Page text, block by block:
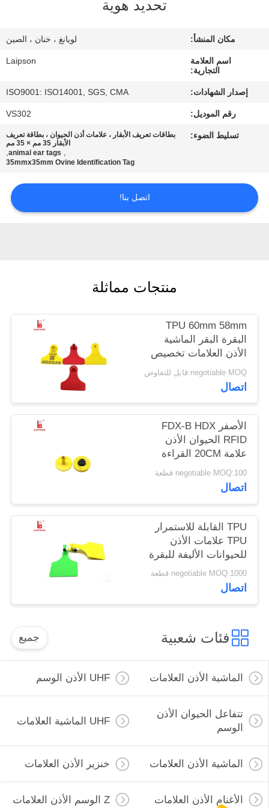
مراقبة
اتصل
اطلب
اقتباس
POLICY
تحديد هوية
مكان المنشأ: لويانغ ، خنان ، الصين
اسم العلامة
التجارية:
Laipson
إصدار الشهادات: ISO9001: ISO14001, SGS, CMA
رقم الموديل: VS302
تسليط الضوء:
بطاقات تعريف الأبقار ، علامات أذن الحيوان ، بطاقة تعريف
الأبقار 35 مم × 35 مم
,
animal ear tags
,
35mmx35mm Ovine Identification Tag
اتصل بنا!
منتجات مماثلة
TPU 60mm 58mm
البقرة البقر الماشية
الأذن العلامات تخصيص
اللون غير سامة
negotiable MOQ:قابل للتفاوض
اتصال
الأصفر FDX-B HDX
RFID الحيوان الأذن
علامة 20CM القراءة
المدى لإدارة المزرعة
negotiable MOQ:100 قطعة
اتصال
TPU القابلة للاستمرار
TPU علامات الأذن
للحيوانات الأليفة للبقرة
الحليبية الإبل والخيول
negotiable MOQ:1000 قطعة
اتصال
فئات شعبية جميع
الماشية الأذن العلامات UHF الأذن الوسم
تتفاعل الحيوان الأذن
الوسم
UHF الماشية العلامات
الماشية الأذن العلامات خنزير الأذن العلامات
الأغنام الأذن العلامات Z الوسم الأذن العلامات